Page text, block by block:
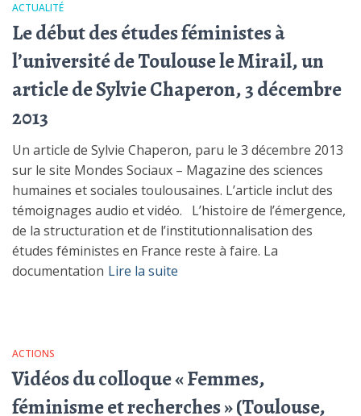
ACTUALITÉ
Le début des études féministes à
l’université de Toulouse le Mirail, un
article de Sylvie Chaperon, 3 décembre
2013
Un article de Sylvie Chaperon, paru le 3 décembre 2013
sur le site Mondes Sociaux – Magazine des sciences
humaines et sociales toulousaines. L’article inclut des
témoignages audio et vidéo. L’histoire de l’émergence,
de la structuration et de l’institutionnalisation des
études féministes en France reste à faire. La
documentation Lire la suite
ACTIONS
Vidéos du colloque « Femmes,
féminisme et recherches » (Toulouse,